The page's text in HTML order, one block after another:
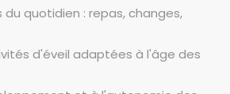
quotidien : repas, changes,
d'éveil adaptées à l'âge des